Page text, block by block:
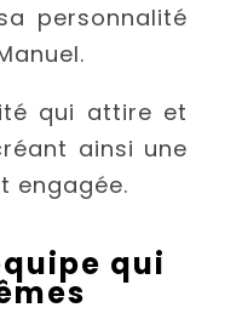
personnalité
qui attire et
ainsi une
engagée.
qui